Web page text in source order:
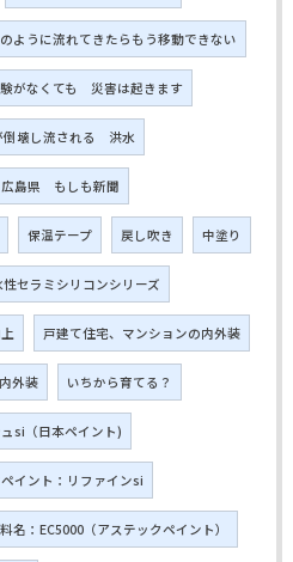
ように流れてきたらもう移動できない
がなくても 災害は起きます
倒壊し流される 洪水
広島県 もしも新聞
保温テープ 戻し吹き 中塗り
性セラミシリコンシリーズ
戸建て住宅、マンションの内外装
外装 いちから育てる？
si（日本ペイント)
イント：リファインsi
名：EC5000（アステックペイント）